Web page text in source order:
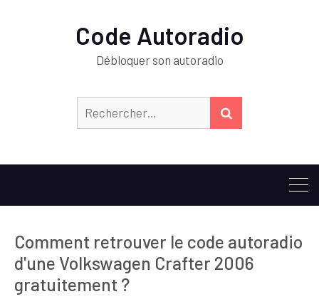
Code Autoradio
Débloquer son autoradio
Comment retrouver le code autoradio
d'une Volkswagen Crafter 2006
gratuitement ?